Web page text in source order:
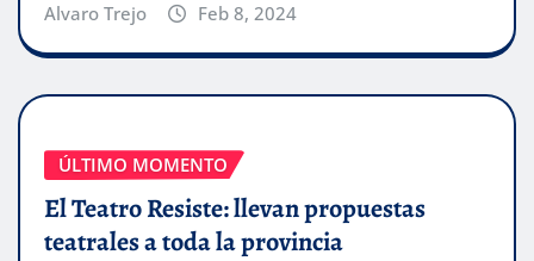
Alvaro Trejo Feb 8, 2024
ÚLTIMO MOMENTO
El Teatro Resiste: llevan propuestas
teatrales a toda la provincia